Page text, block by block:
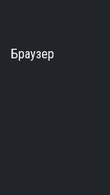
Браузер